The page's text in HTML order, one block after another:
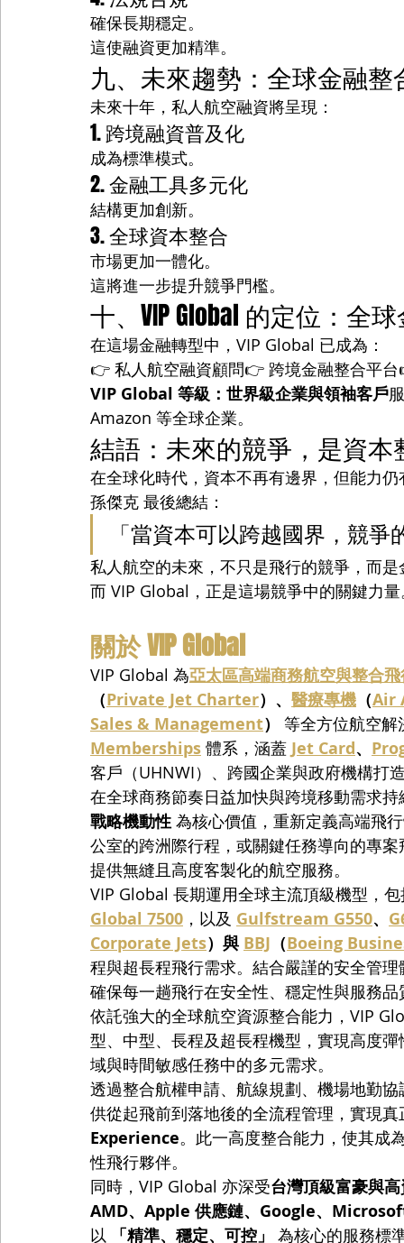
確保長期穩定。
這使融資更加精準。
九、未來趨勢：全球金融整
未來十年，私人航空融資將呈現：
1. 跨境融資普及化
成為標準模式。
2. 金融工具多元化
結構更加創新。
3. 全球資本整合
市場更加一體化。
這將進一步提升競爭門檻。
十、VIP Global 的定位：全
在這場金融轉型中，VIP Global 已成為：
👉 私人航空融資顧問👉 跨境金融整合平
VIP Global 等級：世界級企業與領袖客戶
Amazon 等全球企業。
結語：未來的競爭，是資本
在全球化時代，資本不再有邊界，但能力仍
孫傑克 最後總結：
「當資本可以跨越國界，競
私人航空的未來，不只是飛行的競爭，而
而 VIP Global，正是這場競爭中的關鍵力
關於 VIP Global
VIP Global 為亞太區高端商務航空與整合
（Private Jet Charter）、 醫療專機 （Air
Sales & Management） 等全方位航空
Memberships 體系，涵蓋 Jet Card、
客戶（UHNWI）、跨國企業與政府機構打
在全球商務節奏日益加快與跨境移動需求
戰略機動性 為核心價值，重新定義高端飛
公室的跨洲際行程，或關鍵任務導向的專
提供無縫且高度客製化的航空服務。
VIP Global 長期運用全球主流頂級機型，
Global 7500 ，以及 Gulfstream G550、
Corporate Jets）與 BBJ （Boeing
程與超長程飛行需求。結合嚴謹的安全管
確保每一趟飛行在安全性、穩定性與服務
依託強大的全球航空資源整合能力，VIP
型、中型、長程及超長程機型，實現高度
域與時間敏感任務中的多元需求。
透過整合航權申請、航線規劃、機場地勤
供從起飛前到落地後的全流程管理，實現
Experience。此一高度整合能力，使其成
性飛行夥伴。
同時，VIP Global 亦深受台灣頂級富豪與
AMD、Apple 供應鏈、Google、
以 「精準、穩定、可控」
為核心的服務標